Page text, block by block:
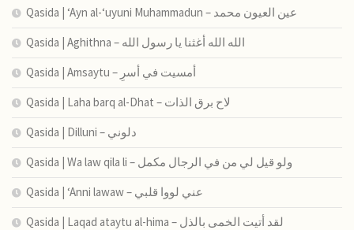
Qasida | ‘Ayn al-‘uyuni Muhammadun – عين العيون محمد
Qasida | Aghithna – الله الله أغثنا يا رسول الله
Qasida | Amsaytu – أمسیت في أسرِ
Qasida | Laha barq al-Dhat – لاح برق الذات
Qasida | Dilluni – دلوني
Qasida | Wa law qila li – ولو قيل لي من في الرجال مكمل
Qasida | ‘Anni lawaw – عني لووا قلبي
Qasida | Laqad ataytu al-hima – لقد أتيت الخمى بالذل